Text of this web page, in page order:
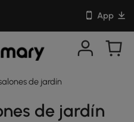
App
de jardín
de jardín